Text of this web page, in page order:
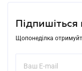
Щопонеділка